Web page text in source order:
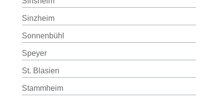
Sinzheim
Sonnenbühl
Speyer
St. Blasien
Stammheim